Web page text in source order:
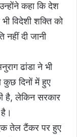
कहा कि देश
विदेशी शक्ति को
नहीं दी जानी
ढांडा ने भी
दिनों में हुए
है, लेकिन सरकार
तेल टैंकर पर हुए